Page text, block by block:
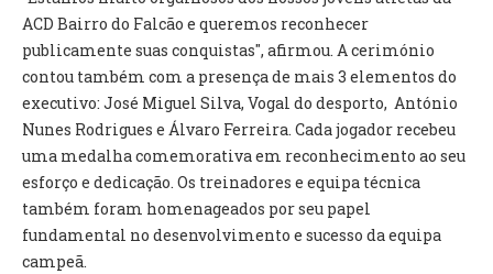
ATAS E DOCUMENTOS DA ASSEMBLEIA
EDITAIS
REGULAMENTOS E TAXAS
PLANO E ORÇAMENTO
RELATÓRIO E CONTAS
INVENTÁRIO
RECRUTAMENTO PESSOAL
CÓDIGO DE CONDUTA
ORÇAMENTO COLABORATIVO
FUNDO DE APOIO AO ASSOCIATIVISMO
ACD Bairro do Falcão e queremos reconhecer
publicamente suas conquistas", afirmou. A cerimónio
contou também com a presença de mais 3 elementos do
executivo: José Miguel Silva, Vogal do desporto, António
Nunes Rodrigues e Álvaro Ferreira. Cada jogador recebeu
uma medalha comemorativa em reconhecimento ao seu
esforço e dedicação. Os treinadores e equipa técnica
também foram homenageados por seu papel
fundamental no desenvolvimento e sucesso da equipa
campeã.